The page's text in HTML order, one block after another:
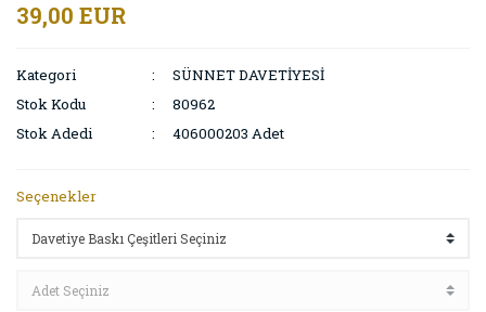
39,00 EUR
Kategori
SÜNNET DAVETİYESİ
Stok Kodu
80962
Stok Adedi
406000203 Adet
Seçenekler